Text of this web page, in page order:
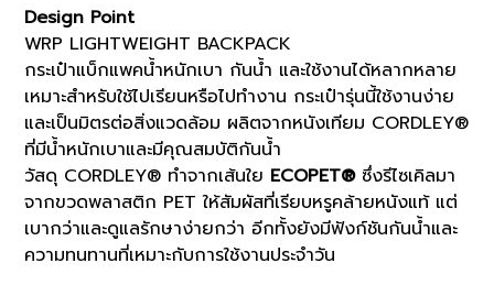
(G8701063)
quantity
Design Point
WRP LIGHTWEIGHT BACKPACK
กระเป๋าแบ็กแพคน้ำหนักเบา กันน้ำ และใช้งานได้หลากหลาย
เหมาะสำหรับใช้ไปเรียนหรือไปทำงาน กระเป๋ารุ่นนี้ใช้งานง่าย
และเป็นมิตรต่อสิ่งแวดล้อม ผลิตจากหนังเทียม CORDLEY®
ที่มีน้ำหนักเบาและมีคุณสมบัติกันน้ำ
วัสดุ CORDLEY® ทำจากเส้นใย ECOPET®ซึ่งรีไซเคิลมา
จากขวดพลาสติก PET ให้สัมผัสที่เรียบหรูคล้ายหนังแท้ แต่
เบากว่าและดูแลรักษาง่ายกว่า อีกทั้งยังมีฟังก์ชันกันน้ำและ
ความทนทานที่เหมาะกับการใช้งานประจำวัน